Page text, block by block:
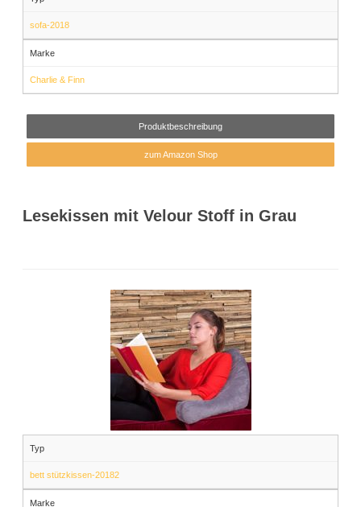
sofa-2018
Marke
Charlie & Finn
Produktbeschreibung
zum Amazon Shop
Lesekissen mit Velour Stoff in Grau
Typ
bett stützkissen-20182
Marke